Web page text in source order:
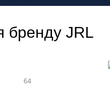
бренду JRL
64